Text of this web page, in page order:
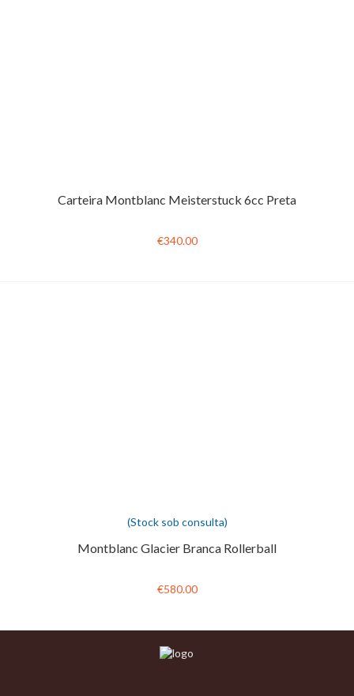
Carteira Montblanc Meisterstuck 6cc Preta
€340.00
(Stock sob consulta)
Montblanc Glacier Branca Rollerball
€580.00